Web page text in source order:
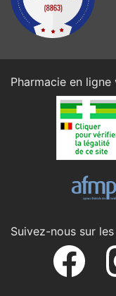
Pharmacie en
Suivez-nous sur